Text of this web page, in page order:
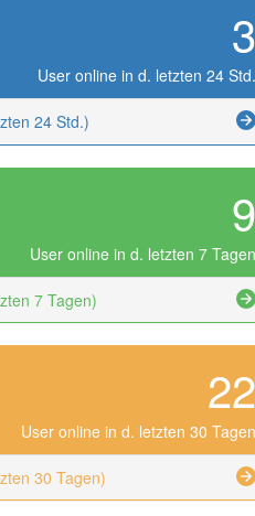
3
User online in d. letzten 24 Std.
24 Std.)
9
User online in d. letzten 7 Tagen
7 Tagen)
22
User online in d. letzten 30 Tagen
30 Tagen)